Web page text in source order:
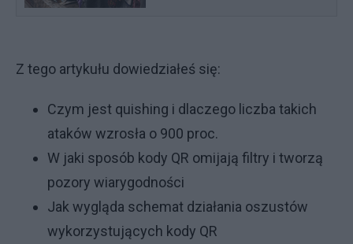
Z tego artykułu dowiedziałeś się:
Czym jest quishing i dlaczego liczba takich
ataków wzrosła o 900 proc.
W jaki sposób kody QR omijają filtry i tworzą
pozory wiarygodności
Jak wygląda schemat działania oszustów
wykorzystujących kody QR